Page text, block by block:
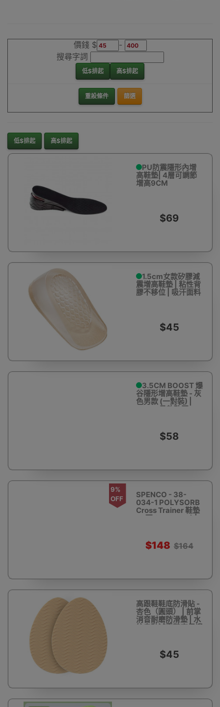
價錢 $
-
搜尋字詞
低$排起 高$排起
重設條件 篩選
低$排起 高$排起
PU防震隱形內增
高鞋墊| 4層可調節
增高9CM
$69
1.5cm女款矽膠減
震增高鞋墊 | 粘性背
膠不移位 | 吸汗面料
$45
3.5CM BOOST 爆
谷隱形增高鞋墊 - 灰
色男款 (一對裝) |
3.5cm柔軟矽膠
$58
9%
OFF
SPENCO - 38-
034-1 POLYSORB
Cross Trainer 鞋墊
- 2碼 (EU38-40) |
$148 $164
高跟鞋鞋底防滑貼 -
杏色（圓頭） | 前掌
消音耐磨防滑墊 | 水
紋自黏減震鞋底保護
$45